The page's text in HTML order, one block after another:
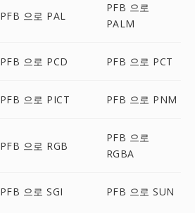
PFB 으로 PAL
PFB 으로
PALM
PFB 으로 PCD PFB 으로 PCT
PFB 으로 PICT PFB 으로 PNM
PFB 으로 RGB
PFB 으로
RGBA
PFB 으로 SGI PFB 으로 SUN